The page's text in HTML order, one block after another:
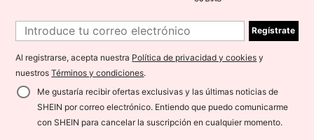
Regístrate
Al registrarse, acepta nuestra Política de privacidad y cookies y
nuestrosTérminos y condiciones.
Me gustaría recibir ofertas exclusivas y las últimas noticias de
SHEIN por correo electrónico. Entiendo que puedo comunicarme
con SHEIN para cancelar la suscripción en cualquier momento.